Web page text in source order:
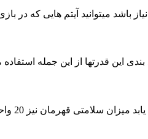
باشد میتوانید آیتم هایی که
این قدرتها از این جمله استفاده